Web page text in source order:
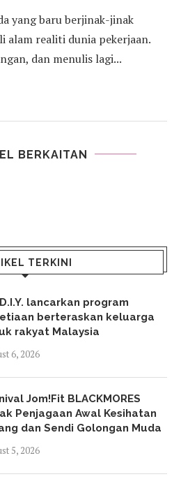
yang baru berjinak-jinak
alam realiti dunia pekerjaan.
dan menulis lagi...
BERKAITAN
TERKINI
lancarkan program
berteraskan keluarga
rakyat Malaysia
6, 2026
Jom!Fit BLACKMORES
Penjagaan Awal Kesihatan
dan Sendi Golongan Muda
5, 2026